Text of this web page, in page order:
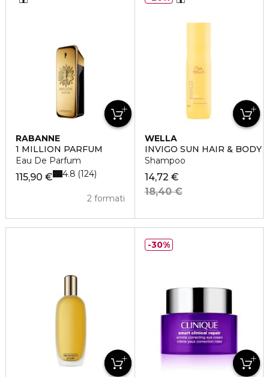
RABANNE
1 MILLION PARFUM
Eau De Parfum
115,90 €
2 formati
4.8 124
WELLA
INVIGO SUN HAIR & BODY
Shampoo
14,72 €
18,40 €
30%